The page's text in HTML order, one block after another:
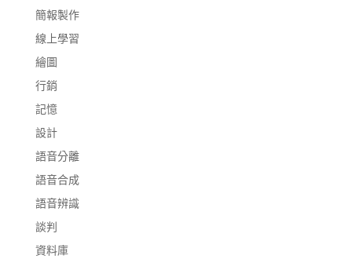
簡報製作
線上學習
繪圖
行銷
記憶
設計
語音分離
語音合成
語音辨識
談判
資料庫